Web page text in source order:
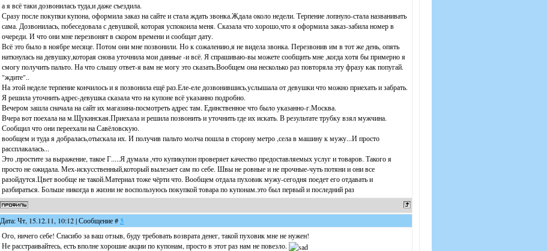
а я всё таки дозвонилась туда,и даже съездила.
Сразу после покупки купона, оформила заказ на сайте и стала ждать звонка.Ждала около недели. Терпение лопнуло-стала названивать
сама. Дозвонилась, побеседовала с девушкой, которая успокоила меня. Сказала что хорошо,что я оформила заказ-забила номер в
очереди. И что они мне перезвонят в скором времени и сообщат дату.
Всё это было в ноябре месяце. Потом они мне позвонили. Но к сожалению,я не видела звонка. Перезвонив им в тот же день, опять
наткнулась на девушку,которая снова уточнила мои данные -и всё. Я спрашиваю-вы можете сообщить мне ,когда хотя бы примерно я
смогу получить пальто. На что слышу ответ-я вам не могу это сказать.Вообщем она несколько раз повторяла эту фразу как попугай.
"ждите"..
На этой неделе терпение кончилось и я позвонила ещё раз.Еле-еле дозвонившись,услышала от девушки что можно приехать и забрать.
Я решила уточнить адрес-девушка сказала что на купоне всё указанно подробно.
Вечером зашла сначала на сайт их магазина-посмотреть адрес там. Единственное что было указанно-г.Москва.
Вчера вот поехала на м.Щукинская.Приехала и решила позвонить и уточнить где их искать. В результате трубку взял мужчина.
Сообщил что они переехали на Савёловскую.
вообщем и туда я добралась,отыскала их. И получив пальто молча пошла в сторону метро ,села в машину к мужу...И просто
рассплакалась...
Это ,простите за выражение, такое Г.....Я думала ,что купикупон проверяет качество предоставляемых услуг и товаров. Такого я
просто не ожидала. Мех-искусственный,который вылезает сам по себе. Швы не ровные и не прочные-чуть потяни и они все
разойдутся.Цвет вообще не такой.Материал тоже чёрти что. Вообщем отдала пуховик мужу-сегодня поедет его отдавать и
разбираться. Больше никогда в жизни не воспользуюсь покупкой товара по купонам.это был первый и последний раз
Дата: Чт, 15.12.11, 10:12 | Сообщение # 5
Ого, ничего себе! Спасибо за ваш отзыв, буду требовать возврата денег, такой пуховик мне не нужен!
Не расстраивайтесь, есть вполне хорошие акции по купонам, просто в этот раз нам не повезло.